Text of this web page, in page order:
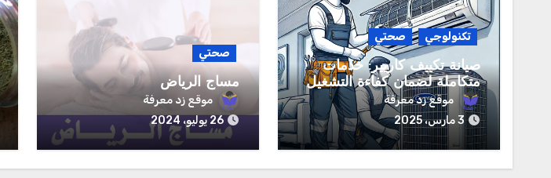
تكنولوجي صحتي
صيانة تكييف كاريير: خدمات
متكاملة لضمان كفاءة التشغيل
موقع زد معرفة
3 مارس، 2025
صحتي
مساج الرياض
موقع زد معرفة
26 يوليو، 2024